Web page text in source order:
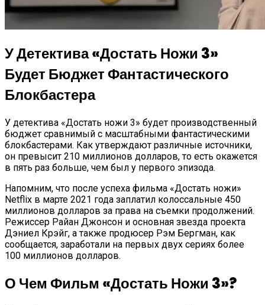
У Детектива «Достать Ножи 3»
Будет Бюджет Фантастического
Блокбастера
У детектива «Достать ножи 3» будет производственный
бюджет сравнимый с масштабными фантастическими
блокбастерами. Как утверждают различные источники,
он превысит 210 миллионов долларов, то есть окажется
в пять раз больше, чем был у первого эпизода.
Напомним, что после успеха фильма «Достать ножи»
Netflix в марте 2021 года заплатил колоссальные 450
миллионов долларов за права на съемки продолжений.
Режиссер Райан Джонсон и основная звезда проекта
Дэниел Крэйг, а также продюсер Рэм Бергман, как
сообщается, заработали на первых двух сериях более
100 миллионов долларов.
О Чем Фильм «Достать Ножи 3»?